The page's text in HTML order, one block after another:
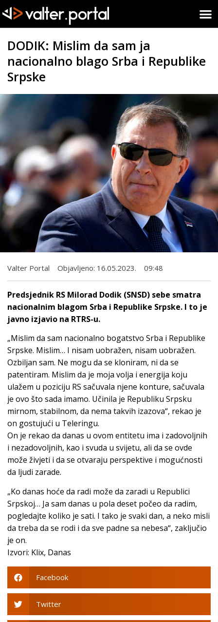
DODIK: Mislim da sam ja
nacionalno blago Srba i Republike
Srpske
Valter Portal Objavljeno: 16.05.2023. 09:48
Predsjednik RS Milorad Dodik (SNSD) sebe smatra
nacionalnim blagom Srba i Republike Srpske. I to je
javno izjavio na RTRS-u.
„Mislim da sam nacionalno bogatstvo Srba i Republike
Srpske. Mislim… I nisam uobražen, nisam uobražen.
Ozbiljan sam. Ne mogu da se kloniram, ni da se
patentiram. Mislim da je moja volja i energija koju
ulažem u poziciju RS sačuvala njene konture, sačuvala
je ovo što sada imamo. Učinila je Republiku Srpsku
mirnom, stabilnom, da nema takvih izazova“, rekao je
on gostujući u Teleringu.
On je rekao da danas u ovom entitetu ima i zadovoljnih
i nezadovoljnih, kao i svuda u svijetu, ali da se ovde
može živjeti i da se otvaraju perspektive i mogućnosti
da ljudi zarade.
„Ko danas hoće da radi može da zaradi u Republici
Srpskoj… Ja sam danas u pola deset počeo da radim,
pogledajte koliko je sati. I tako je svaki dan, a neko misli
da treba da se rodi i da sve padne sa nebesa“, zaključio
je on.
Izvori: Klix, Danas
Facebook
Twitter